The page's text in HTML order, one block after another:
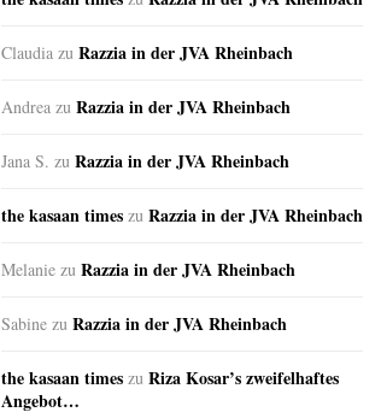
Claudia zu Razzia in der JVA Rheinbach
Andrea zu Razzia in der JVA Rheinbach
Jana S. zu Razzia in der JVA Rheinbach
the kasaan times zu Razzia in der JVA Rheinbach
Melanie zu Razzia in der JVA Rheinbach
Sabine zu Razzia in der JVA Rheinbach
the kasaan times zu Riza Kosar’s zweifelhaftes
Angebot…